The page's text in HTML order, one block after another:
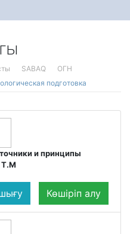
SABAQ
ОГН
подготовка
и принципы
Т.М
Көшіріп алу